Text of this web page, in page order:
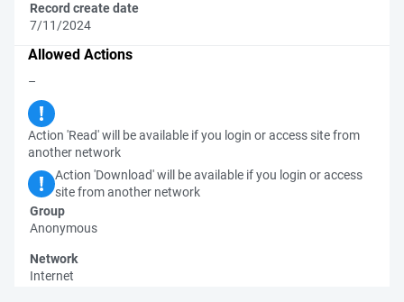
Record create date
7/11/2024
Allowed Actions
–
Action 'Read' will be available if you login or access site from
another network
Action 'Download' will be available if you login or access
site from another network
Group
Anonymous
Network
Internet